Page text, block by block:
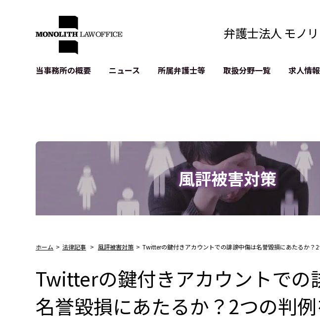
弁護士法人 モノ
当事務所の概要 ニュース 所属弁護士等 取扱分野一覧
生成AI関連法務
記事・LPの薬機法等チェック
D2C等の不正転売対策
サイバー犯罪の刑事告訴等
GDPR対応
求人情報
風評被害対策
ホーム > 法律記事 > 風評被害対策 > Twitterの鍵付きアカウントでの誹謗中傷は名誉毀損にあたるか？
Twitterの鍵付きアカウントでの
名誉毀損にあたるか？2つの判